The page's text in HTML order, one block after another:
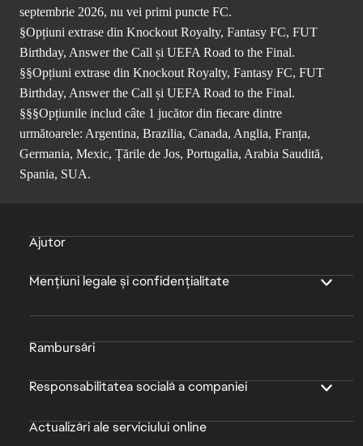
septembrie 2026, nu vei primi puncte FC.
§Opțiuni extrase din Knockout Royalty, Fantasy FC, FUT
Birthday, Answer the Call și UEFA Road to the Final.
§§Opțiuni extrase din Knockout Royalty, Fantasy FC, FUT
Birthday, Answer the Call și UEFA Road to the Final.
§§§Opțiunile includ câte 1 jucător din fiecare dintre
următoarele: Argentina, Brazilia, Canada, Anglia, Franța,
Germania, Mexic, Țările de Jos, Portugalia, Arabia Saudită,
Spania, SUA.
Ajutor
Mențiuni legale și confidențialitate
Rambursări
Responsabilitatea socială a companiei
Actualizări ale serviciului online